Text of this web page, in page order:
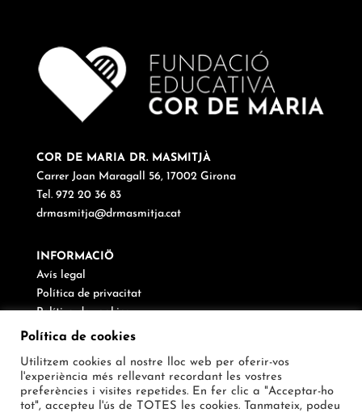
COR DE MARIA DR. MASMITJÀ
Carrer Joan Maragall 56, 17002 Girona
Tel. 972 20 36 83
drmasmitja@drmasmitja.cat
INFORMACIÖ
Avís legal
Política de privacitat
Política de cookies
Canal de denúncies
SEGUEIX-NOS
Política de cookies
Utilitzem cookies al nostre lloc web per oferir-vos
l'experiència més rellevant recordant les vostres
preferències i visites repetides. En fer clic a "Acceptar-ho
tot", accepteu l'ús de TOTES les cookies. Tanmateix, podeu